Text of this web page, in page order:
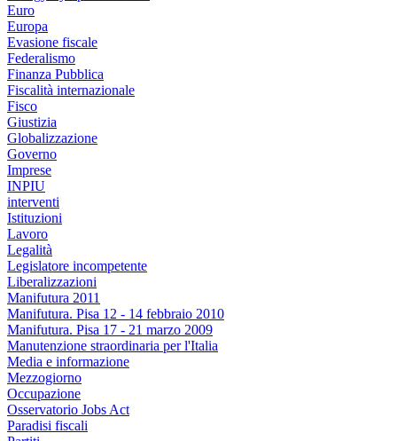
Euro
Europa
Evasione fiscale
Federalismo
Finanza Pubblica
Fiscalità internazionale
Fisco
Giustizia
Globalizzazione
Governo
Imprese
INPIU
interventi
Istituzioni
Lavoro
Legalità
Legislatore incompetente
Liberalizzazioni
Manifutura 2011
Manifutura. Pisa 12 - 14 febbraio 2010
Manifutura. Pisa 17 - 21 marzo 2009
Manutenzione straordinaria per l'Italia
Media e informazione
Mezzogiorno
Occupazione
Osservatorio Jobs Act
Paradisi fiscali